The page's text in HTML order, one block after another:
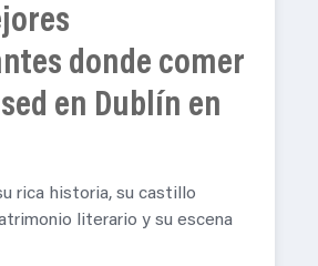
donde comer
en Dublín en
rica historia, su castillo
literario y su escena